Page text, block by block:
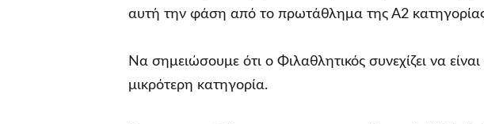
αυτή την φάση από το πρωτάθλημα της Α2
Να σημειώσουμε ότι ο Φιλαθλητικός συνεχίζει να
μικρότερη κατηγορία.